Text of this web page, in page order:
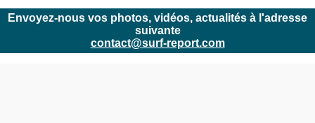
Envoyez-nous vos photos, vidéos, actualités à l'adresse
suivante
contact@surf-report.com